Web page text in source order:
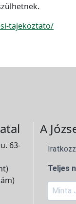
tajekoztato/
63-
A
Teljes